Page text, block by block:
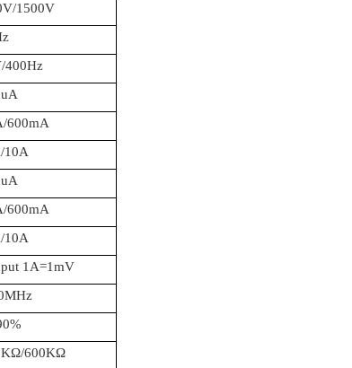
1500V
400Hz
600mA
10A
600mA
10A
1A=1mV
600KΩ